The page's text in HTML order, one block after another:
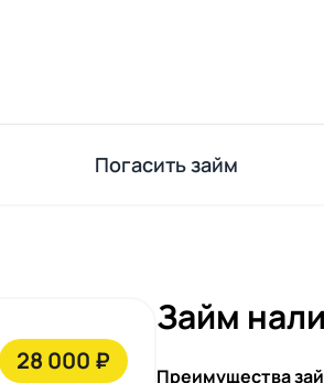
Погасить займ
28 000 ₽
Займ
Преимущества